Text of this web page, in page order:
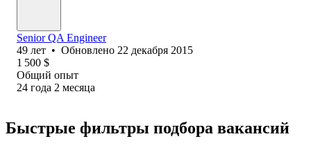
Senior QA Engineer
49 лет • Обновлено 22 декабря 2015
1 500 $
Общий опыт
24 года 2 месяца
Быстрые фильтры подбора вакансий